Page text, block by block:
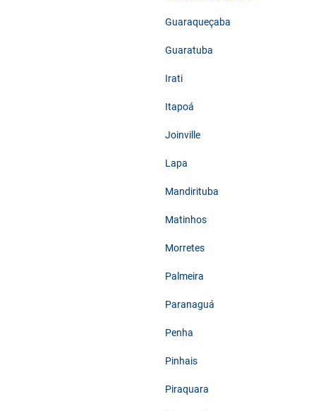
Guaraqueçaba
Guaratuba
Irati
Itapoá
Joinville
Lapa
Mandirituba
Matinhos
Morretes
Palmeira
Paranaguá
Penha
Pinhais
Piraquara